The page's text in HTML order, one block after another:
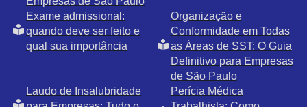
Exame admissional:
quando deve ser feito e
qual sua importância
Organização e
Conformidade em Todas
as Áreas de SST: O Guia
Definitivo para Empresas
de São Paulo
Laudo de Insalubridade
Perícia Médica